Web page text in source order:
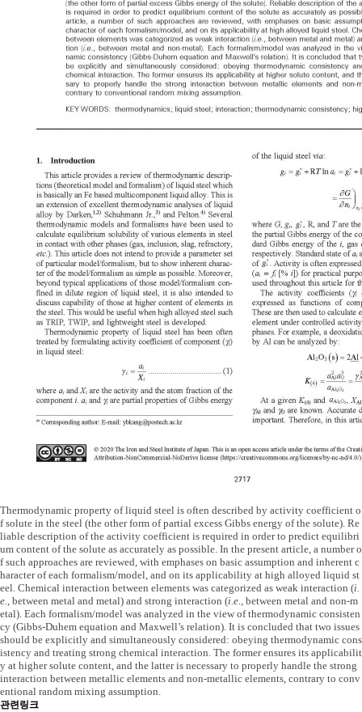
Thermodynamic property of liquid steel is often described by activity coefficient o
f solute in the steel (the other form of partial excess Gibbs energy of the solute). Re
liable description of the activity coefficient is required in order to predict equilibri
um content of the solute as accurately as possible. In the present article, a number o
f such approaches are reviewed, with emphases on basic assumption and inherent c
haracter of each formalism/model, and on its applicability at high alloyed liquid st
eel. Chemical interaction between elements was categorized as weak interaction (i.
e., between metal and metal) and strong interaction (i.e., between metal and non-m
etal). Each formalism/model was analyzed in the view of thermodynamic consisten
cy (Gibbs-Duhem equation and Maxwell’s relation). It is concluded that two issues
should be explicitly and simultaneously considered: obeying thermodynamic cons
istency and treating strong chemical interaction. The former ensures its applicabilit
y at higher solute content, and the latter is necessary to properly handle the strong
interaction between metallic elements and non-metallic elements, contrary to conv
entional random mixing assumption.
관련링크